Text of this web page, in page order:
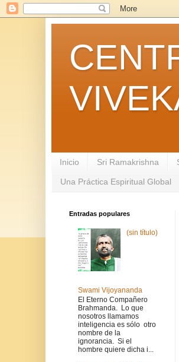
Inicio Sri Ramakrishna
Una Práctica Espiritual Global
Entradas populares
(sin título)
Swami Vijoyananda
El Eterno Compañero
Brahmanda. Lo que
nosotros llamamos
inteligencia es sólo otro
nombre de la
ignorancia. Si el
hombre quiere dicha i...